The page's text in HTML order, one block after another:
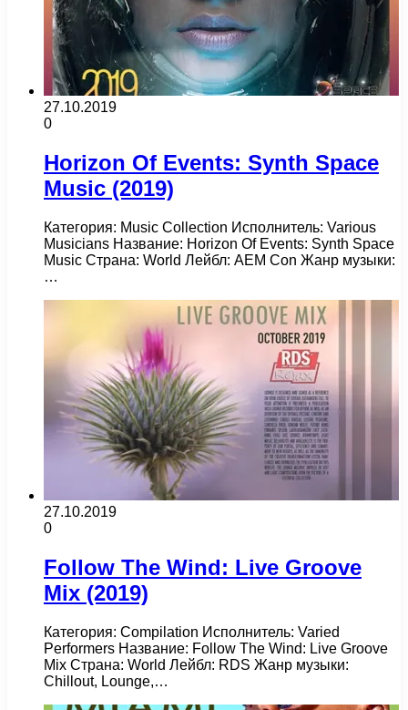
27.10.2019
0
Horizon Of Events: Synth Space
Music (2019)
Категория: Music Collection Исполнитель: Various
Musicians Название: Horizon Of Events: Synth Space
Music Страна: World Лейбл: AEM Con Жанр музыки:
…
27.10.2019
0
Follow The Wind: Live Groove
Mix (2019)
Категория: Compilation Исполнитель: Varied
Performers Название: Follow The Wind: Live Groove
Mix Страна: World Лейбл: RDS Жанр музыки:
Chillout, Lounge,…